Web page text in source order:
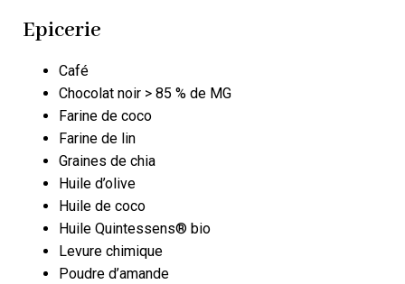
Epicerie
Café
Chocolat noir > 85 % de MG
Farine de coco
Farine de lin
Graines de chia
Huile d’olive
Huile de coco
Huile Quintessens® bio
Levure chimique
Poudre d’amande